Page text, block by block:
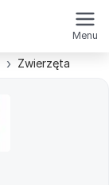
Menu
Zwierzęta